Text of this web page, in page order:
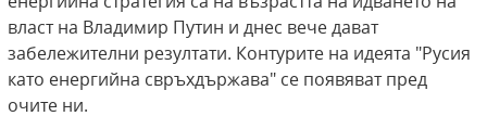
власт на Владимир Путин и днес вече дават
забележителни резултати. Контурите на идеята "Русия
като енергийна свръхдържава" се появяват пред
очите ни.